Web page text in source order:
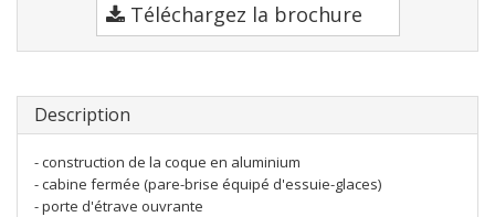
Téléchargez la brochure
Description
- construction de la coque en aluminium
- cabine fermée (pare-brise équipé d'essuie-glaces)
- porte d'étrave ouvrante